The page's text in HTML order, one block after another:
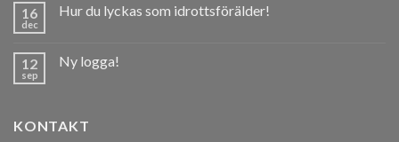
16
dec
Hur du lyckas som idrottsförälder!
12
sep
Ny logga!
KONTAKT